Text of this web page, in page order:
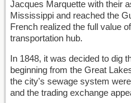
Jacques Marquette with their
Mississippi and reached the
French realized the full value
transportation hub.
In 1848, it was decided to dig
beginning from the Great
the city's sewage system
and the trading exchange